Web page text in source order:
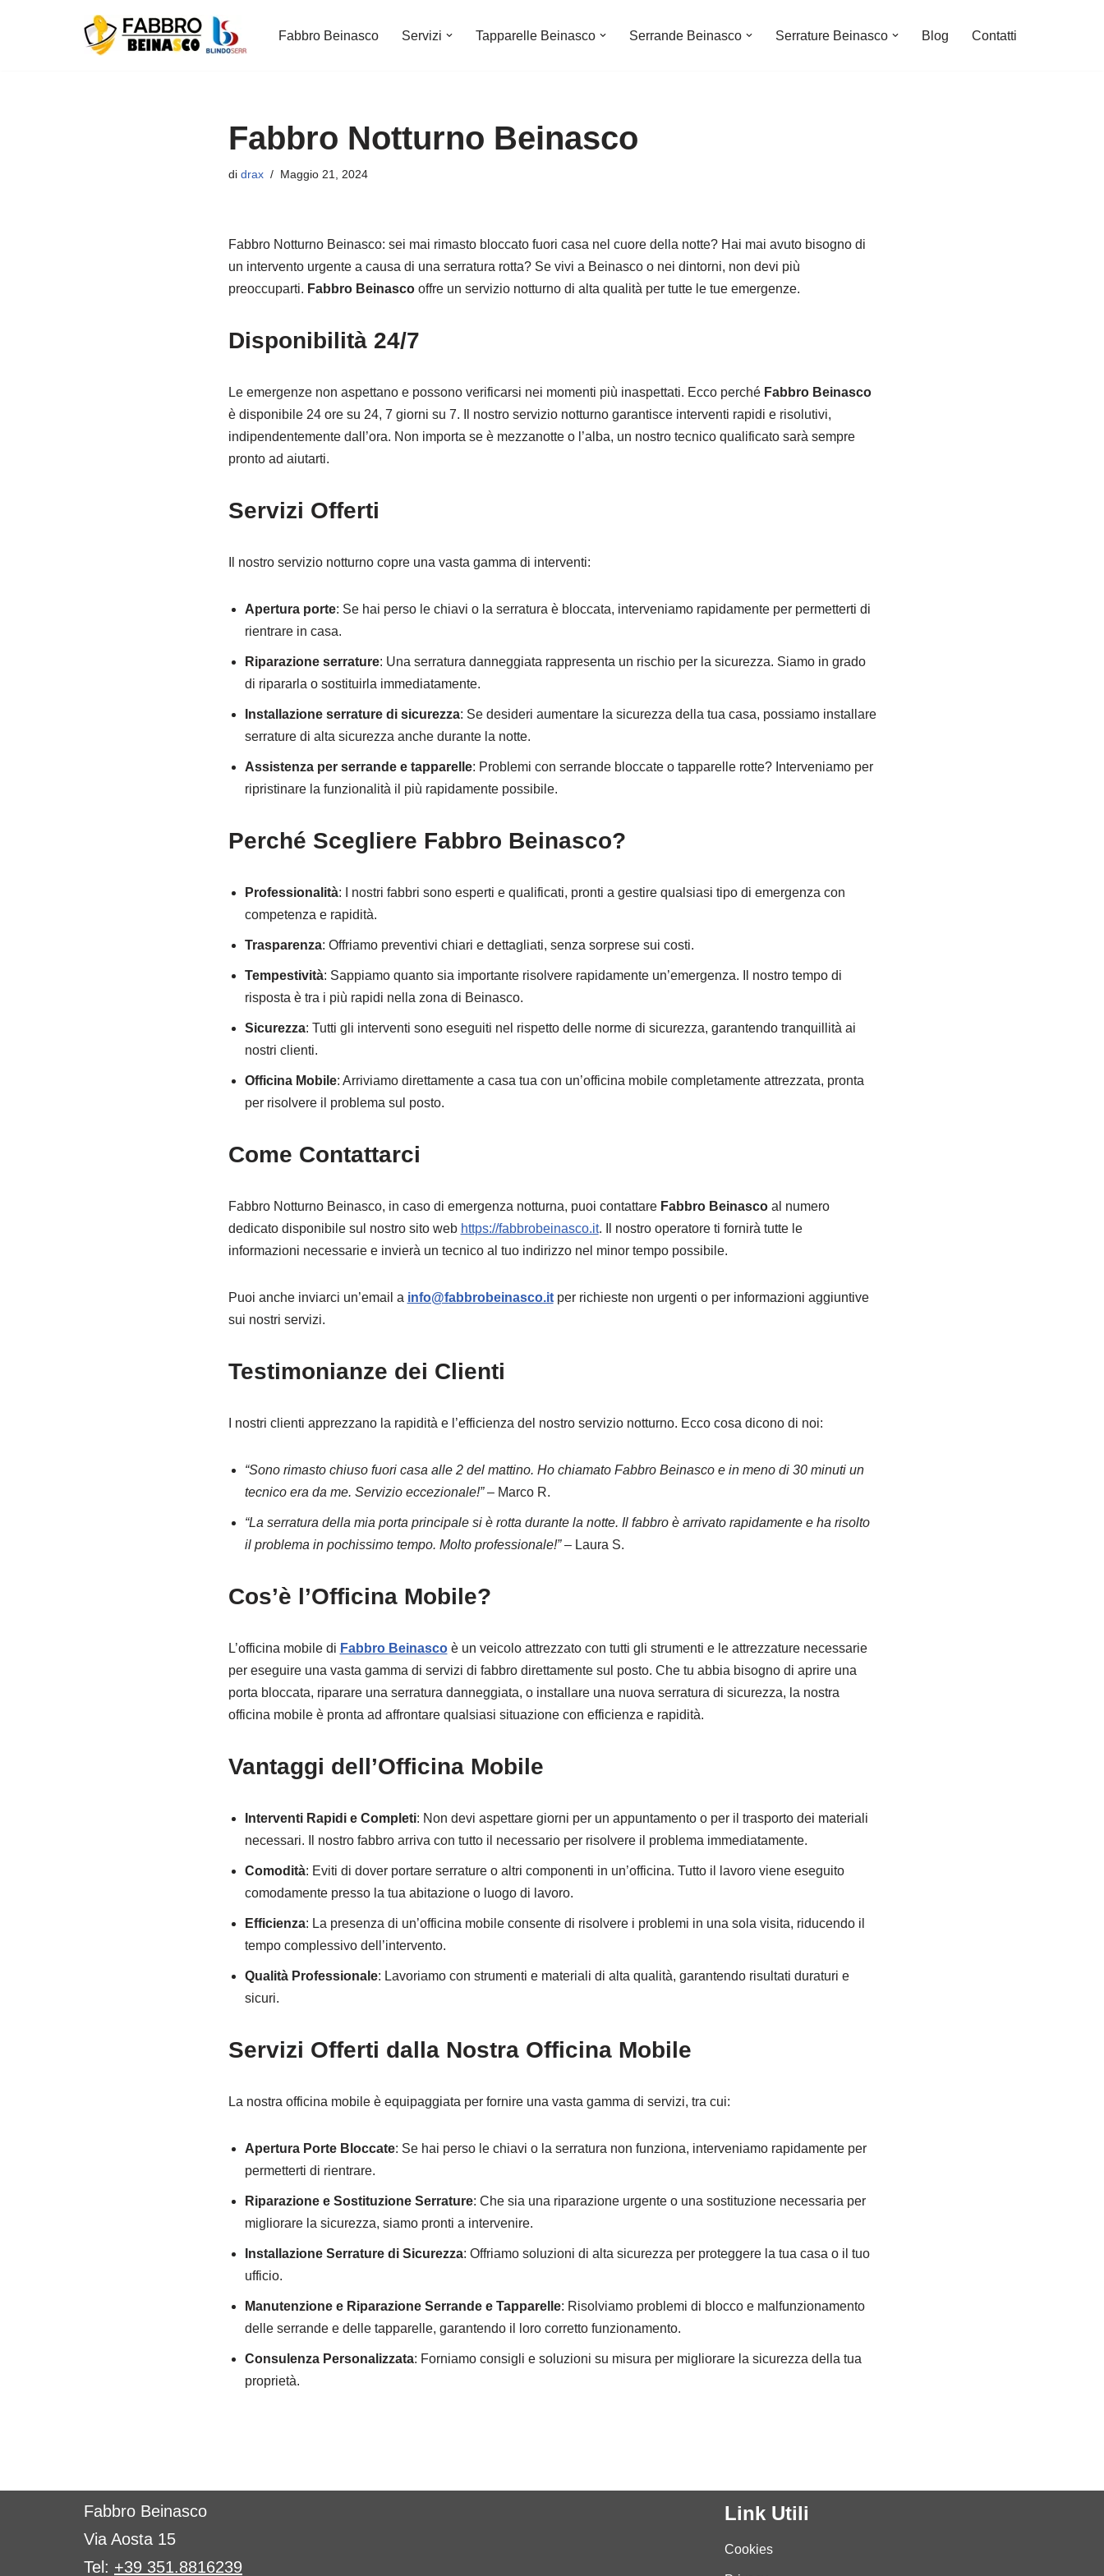
Fabbro Beinasco Servizi Tapparelle Beinasco Serrande Beinasco Serrature Beinasco Blog Contatti
Fabbro Notturno Beinasco
di drax Maggio 21, 2024
Fabbro Notturno Beinasco: sei mai rimasto bloccato fuori casa nel cuore della notte? Hai mai avuto bisogno di
un intervento urgente a causa di una serratura rotta? Se vivi a Beinasco o nei dintorni, non devi più
preoccuparti. Fabbro Beinascooffre un servizio notturno di alta qualità per tutte le tue emergenze.
Disponibilità 24/7
Le emergenze non aspettano e possono verificarsi nei momenti più inaspettati. Ecco perché Fabbro Beinasco
è disponibile 24 ore su 24, 7 giorni su 7. Il nostro servizio notturno garantisce interventi rapidi e risolutivi,
indipendentemente dall’ora. Non importa se è mezzanotte o l’alba, un nostro tecnico qualificato sarà sempre
pronto ad aiutarti.
Servizi Offerti
Il nostro servizio notturno copre una vasta gamma di interventi:
Apertura porte: Se hai perso le chiavi o la serratura è bloccata, interveniamo rapidamente per permetterti di
rientrare in casa.
Riparazione serrature: Una serratura danneggiata rappresenta un rischio per la sicurezza. Siamo in grado
di ripararla o sostituirla immediatamente.
Installazione serrature di sicurezza: Se desideri aumentare la sicurezza della tua casa, possiamo installare
serrature di alta sicurezza anche durante la notte.
Assistenza per serrande e tapparelle: Problemi con serrande bloccate o tapparelle rotte? Interveniamo per
ripristinare la funzionalità il più rapidamente possibile.
Perché Scegliere Fabbro Beinasco?
Professionalità: I nostri fabbri sono esperti e qualificati, pronti a gestire qualsiasi tipo di emergenza con
competenza e rapidità.
Trasparenza: Offriamo preventivi chiari e dettagliati, senza sorprese sui costi.
Tempestività: Sappiamo quanto sia importante risolvere rapidamente un’emergenza. Il nostro tempo di
risposta è tra i più rapidi nella zona di Beinasco.
Sicurezza: Tutti gli interventi sono eseguiti nel rispetto delle norme di sicurezza, garantendo tranquillità ai
nostri clienti.
Officina Mobile: Arriviamo direttamente a casa tua con un’officina mobile completamente attrezzata, pronta
per risolvere il problema sul posto.
Come Contattarci
Fabbro Notturno Beinasco, in caso di emergenza notturna, puoi contattare Fabbro Beinascoal numero
dedicato disponibile sul nostro sito web https://fabbrobeinasco.it. Il nostro operatore ti fornirà tutte le
informazioni necessarie e invierà un tecnico al tuo indirizzo nel minor tempo possibile.
Puoi anche inviarci un’email a info@fabbrobeinasco.itper richieste non urgenti o per informazioni aggiuntive
sui nostri servizi.
Testimonianze dei Clienti
I nostri clienti apprezzano la rapidità e l’efficienza del nostro servizio notturno. Ecco cosa dicono di noi:
“Sono rimasto chiuso fuori casa alle 2 del mattino. Ho chiamato Fabbro Beinasco e in meno di 30 minuti un
tecnico era da me. Servizio eccezionale!”– Marco R.
“La serratura della mia porta principale si è rotta durante la notte. Il fabbro è arrivato rapidamente e ha risolto
il problema in pochissimo tempo. Molto professionale!”– Laura S.
Cos’è l’Officina Mobile?
L’officina mobile di Fabbro Beinascoè un veicolo attrezzato con tutti gli strumenti e le attrezzature necessarie
per eseguire una vasta gamma di servizi di fabbro direttamente sul posto. Che tu abbia bisogno di aprire una
porta bloccata, riparare una serratura danneggiata, o installare una nuova serratura di sicurezza, la nostra
officina mobile è pronta ad affrontare qualsiasi situazione con efficienza e rapidità.
Vantaggi dell’Officina Mobile
Interventi Rapidi e Completi: Non devi aspettare giorni per un appuntamento o per il trasporto dei materiali
necessari. Il nostro fabbro arriva con tutto il necessario per risolvere il problema immediatamente.
Comodità: Eviti di dover portare serrature o altri componenti in un’officina. Tutto il lavoro viene eseguito
comodamente presso la tua abitazione o luogo di lavoro.
Efficienza: La presenza di un’officina mobile consente di risolvere i problemi in una sola visita, riducendo il
tempo complessivo dell’intervento.
Qualità Professionale: Lavoriamo con strumenti e materiali di alta qualità, garantendo risultati duraturi e
sicuri.
Servizi Offerti dalla Nostra Officina Mobile
La nostra officina mobile è equipaggiata per fornire una vasta gamma di servizi, tra cui:
Apertura Porte Bloccate: Se hai perso le chiavi o la serratura non funziona, interveniamo rapidamente per
permetterti di rientrare.
Riparazione e Sostituzione Serrature: Che sia una riparazione urgente o una sostituzione necessaria per
migliorare la sicurezza, siamo pronti a intervenire.
Installazione Serrature di Sicurezza: Offriamo soluzioni di alta sicurezza per proteggere la tua casa o il tuo
ufficio.
Manutenzione e Riparazione Serrande e Tapparelle: Risolviamo problemi di blocco e malfunzionamento
delle serrande e delle tapparelle, garantendo il loro corretto funzionamento.
Consulenza Personalizzata: Forniamo consigli e soluzioni su misura per migliorare la sicurezza della tua
proprietà.
Fabbro Beinasco
Via Aosta 15
Tel: +39 351.8816239
Link Utili
Cookies